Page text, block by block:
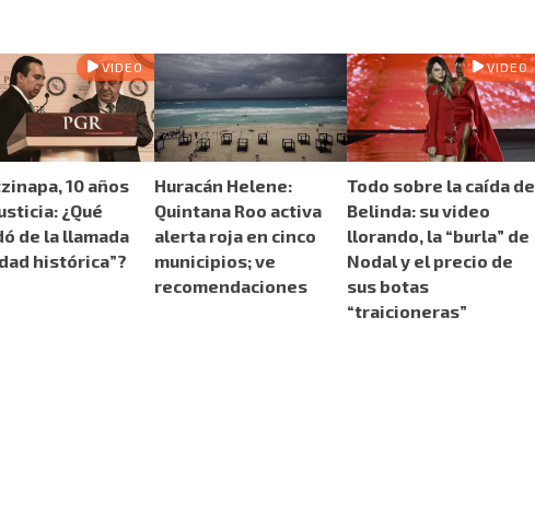
VIDEO
10 años
¿Qué
de la llamada
histórica”?
Huracán Helene:
Quintana Roo activa
alerta roja en cinco
municipios; ve
recomendaciones
VIDEO
Todo sobre la caída de
Belinda: su video
llorando, la “burla” de
Nodal y el precio de
sus botas
“traicioneras”